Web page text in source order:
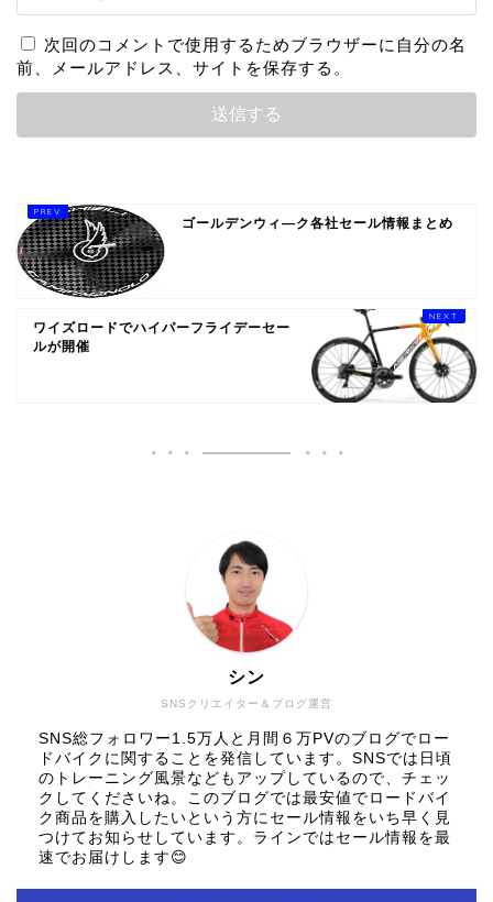
次回のコメントで使用するためブラウザーに自分の名
前、メールアドレス、サイトを保存する。
ゴールデンウィ―ク各社セール情報まとめ
ワイズロードでハイパーフライデーセー
ルが開催
SNSクリエイター＆ブログ運営
シン
SNS総フォロワー1.5万人と月間６万PVのブログでロー
ドバイクに関することを発信しています。SNSでは日頃
のトレーニング風景などもアップしているので、チェッ
クしてくださいね。このブログでは最安値でロードバイ
ク商品を購入したいという方にセール情報をいち早く見
つけてお知らせしています。ラインではセール情報を最
速でお届けします😊